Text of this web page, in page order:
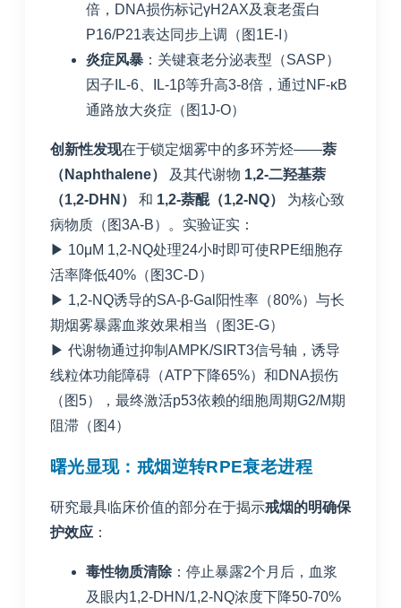
倍，DNA损伤标记γH2AX及衰老蛋白
P16/P21表达同步上调（图1E-I）
炎症风暴 ：关键衰老分泌表型（SASP）
因子IL-6、IL-1β等升高3-8倍，通过NF-κB
通路放大炎症（图1J-O）
创新性发现在于锁定烟雾中的多环芳烃——萘
（Naphthalene）
及其代谢物 1,2-二羟基萘
（1,2-DHN）
和 1,2-萘醌（1,2-NQ）
为核心致
病物质（图3A-B）。实验证实：
▶ 10μM 1,2-NQ处理24小时即可使RPE细胞存
活率降低40%（图3C-D）
▶ 1,2-NQ诱导的SA-β-Gal阳性率（80%）与长
期烟雾暴露血浆效果相当（图3E-G）
▶ 代谢物通过抑制AMPK/SIRT3信号轴，诱导
线粒体功能障碍（ATP下降65%）和DNA损伤
（图5），最终激活p53依赖的细胞周期G2/M期
阻滞（图4）
曙光显现：戒烟逆转RPE衰老进程
研究最具临床价值的部分在于揭示戒烟的明确保
护效应 ：
毒性物质清除：停止暴露2个月后，血浆
及眼内1,2-DHN/1,2-NQ浓度下降50-70%